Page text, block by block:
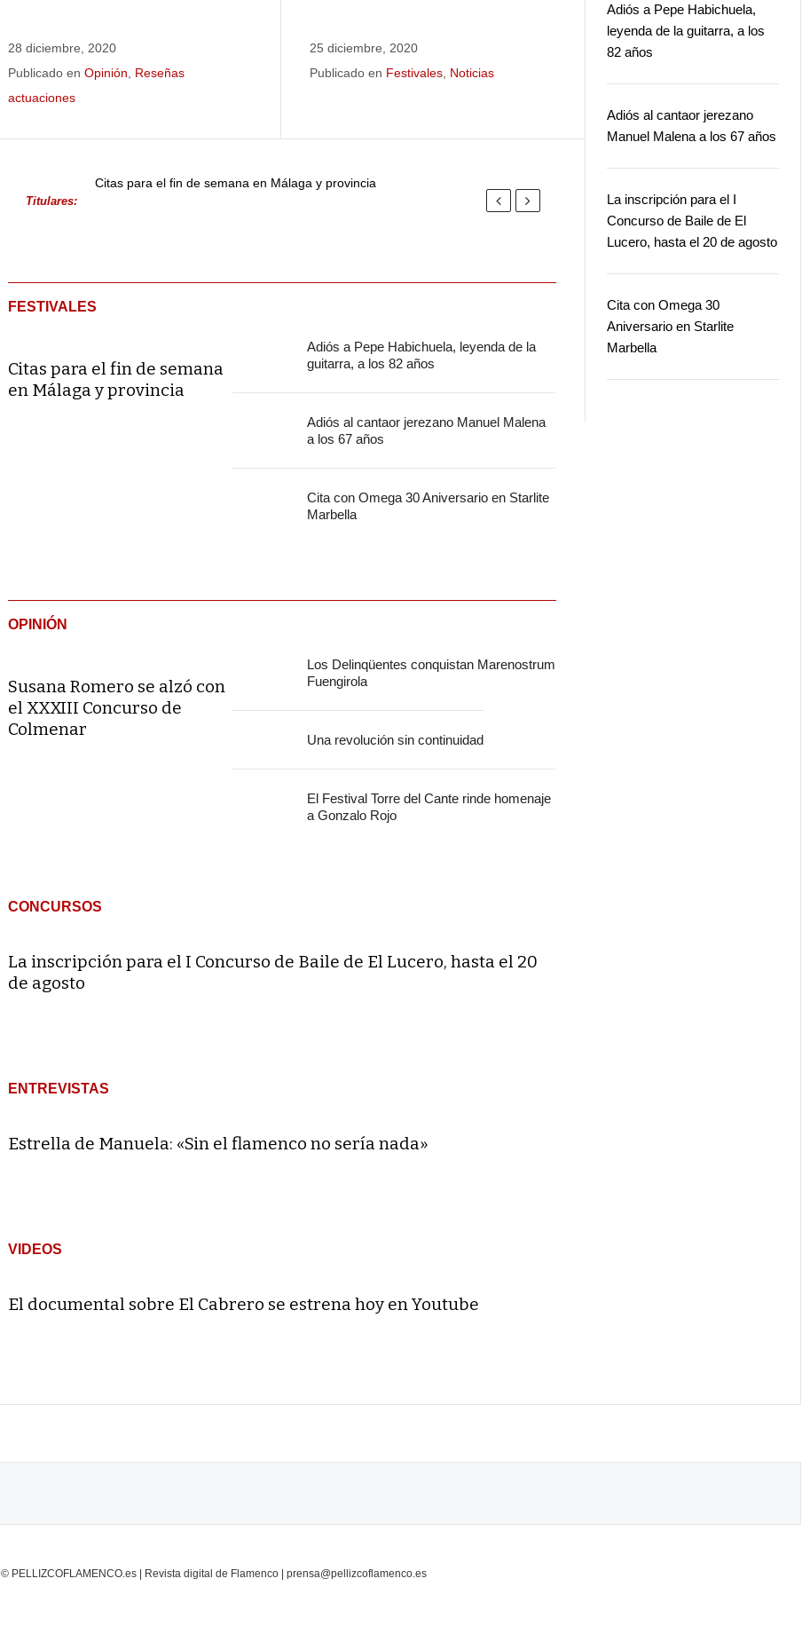
28 diciembre, 2020
Publicado enOpinión
Reseñas
actuaciones
25 diciembre, 2020
Publicado en Festivales Noticias
Titulares:
Citas para el fin de semana en Málaga y provincia
FESTIVALES
Citas para el fin de semana
en Málaga y provincia
Adiós a Pepe Habichuela, leyenda de la
guitarra, a los 82 años
Adiós al cantaor jerezano Manuel Malena
a los 67 años
Cita con Omega 30 Aniversario en Starlite
Marbella
OPINIÓN
Susana Romero se alzó con
el XXXIII Concurso de
Colmenar
Los Delinqüentes conquistan Marenostrum
Fuengirola
Una revolución sin continuidad
El Festival Torre del Cante rinde homenaje
a Gonzalo Rojo
CONCURSOS
La inscripción para el I Concurso de Baile de El Lucero, hasta el 20
de agosto
ENTREVISTAS
Estrella de Manuela: «Sin el flamenco no sería nada»
VIDEOS
El documental sobre El Cabrero se estrena hoy en Youtube
Adiós a Pepe Habichuela,
leyenda de la guitarra, a los
82 años
Adiós al cantaor jerezano
Manuel Malena a los 67 años
La inscripción para el I
Concurso de Baile de El
Lucero, hasta el 20 de agosto
Cita con Omega 30
Aniversario en Starlite
Marbella
© PELLIZCOFLAMENCO.es | Revista digital de Flamenco | prensa@pellizcoflamenco.es